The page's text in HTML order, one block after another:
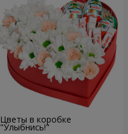
Цветы в коробке
"Улыбнись!"